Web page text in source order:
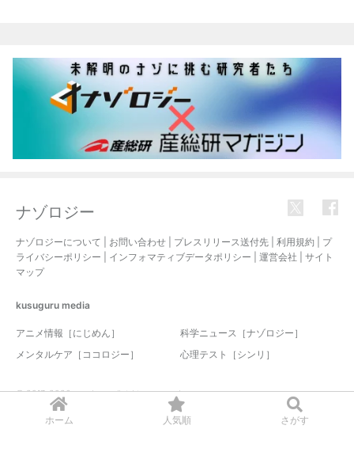
ホーム 人気順 さがす
ナゾロジー
ナゾロジーについて お問い合わせ プレスリリース送付先 利用規約
プ
ライバシーポリシー
インフォマティブデータポリシー 運営会社
サイト
マップ
kusuguru media
アニメ情報［にじめん］
科学ニュース［ナゾロジー］
メンタルケア［ココロジー］
心理テスト［シンリ］
© 2017-2026 nazology. all rights reserved.